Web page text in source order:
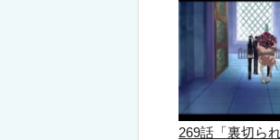
269話「裏切ら